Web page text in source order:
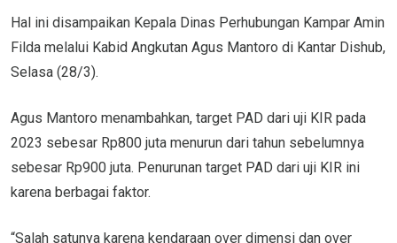
Hal ini disampaikan Kepala Dinas Perhubungan Kampar Amin
Filda melalui Kabid Angkutan Agus Mantoro di Kantar Dishub,
Selasa (28/3).
Agus Mantoro menambahkan, target PAD dari uji KIR pada
2023 sebesar Rp800 juta menurun dari tahun sebelumnya
sebesar Rp900 juta. Penurunan target PAD dari uji KIR ini
karena berbagai faktor.
“Salah satunya karena kendaraan over dimensi dan over